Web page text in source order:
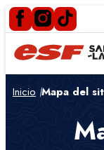
Pequeños
Adolescentes
Inicio Mapa del